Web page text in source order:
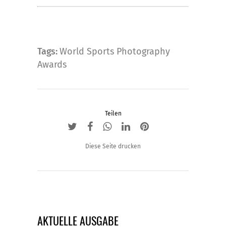
Tags: World Sports Photography
Awards
Teilen
Diese Seite drucken
AKTUELLE AUSGABE